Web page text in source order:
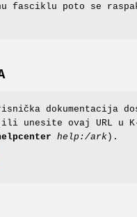
fasciklu poto se
dokumentacija
unesite ovaj URL u
help:/ark ).